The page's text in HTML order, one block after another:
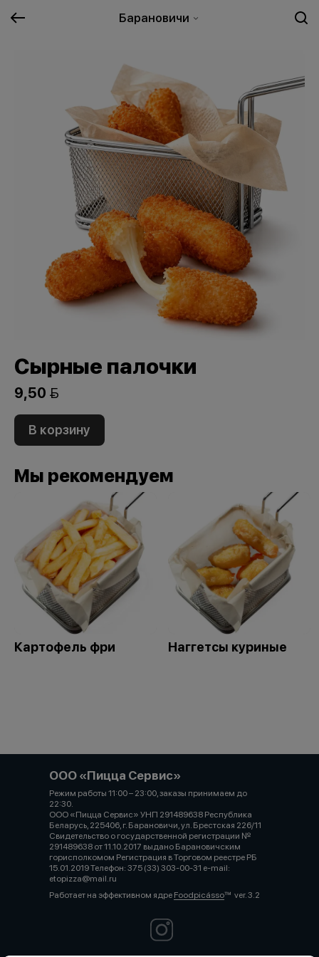
Барановичи
Сырные палочки
9,50 
В корзину
Мы рекомендуем
Картофель фри Наггетсы куриные
ООО «Пицца Сервис»
Режим работы 11:00 – 23:00, заказы принимаем до
22:30.⠀⠀⠀⠀⠀⠀⠀⠀⠀⠀⠀⠀⠀⠀⠀⠀⠀⠀⠀⠀⠀⠀⠀⠀⠀⠀⠀⠀⠀⠀⠀⠀⠀⠀⠀⠀⠀⠀
ООО «Пицца Сервис» УНП 291489638 Республика
Беларусь, 225406, г. Барановичи, ул. Брестская 226/11
Свидетельство о государственной регистрации №
291489638 от 11.10.2017 выдано Барановичским
горисполкомом Регистрация в Торговом реестре РБ
15.01.2019 Телефон: 375 (33) 303-00-31 e-mail:
etopizza@mail.ru
Работает на эффективном ядре Foodpicássover. 3.2